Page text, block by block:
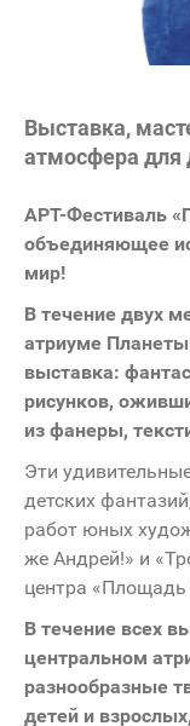
Выставка,
атмосфера для
АРТ-Фестиваль
объединяющее
мир!
В течение двух
атриуме
выставка:
рисунков,
из фанеры,
Эти
детских
работ юных
же Андрей!» и
центра
В течение всех
центральном
разнообразные
детей и